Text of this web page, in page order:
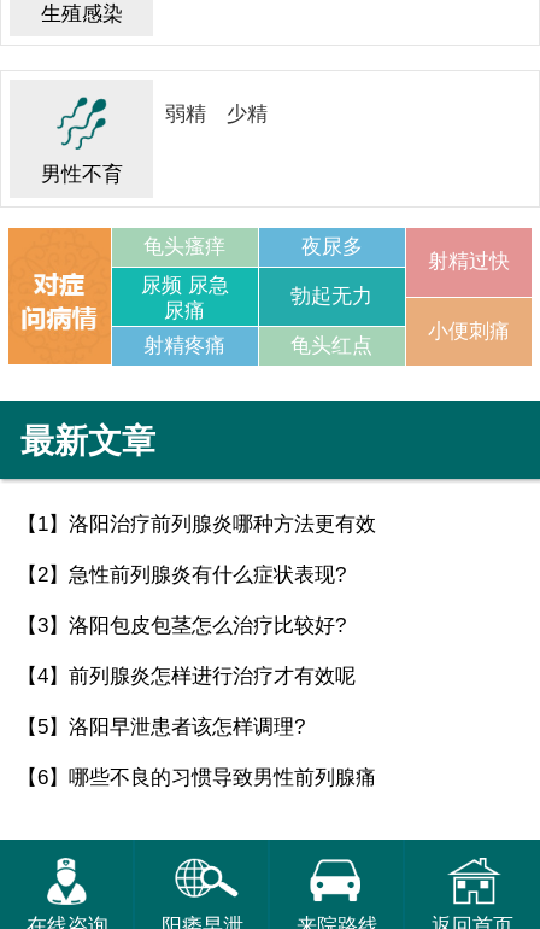
生殖感染
男性不育
弱精 少精
龟头瘙痒
夜尿多
尿频 尿急
尿痛
勃起无力
射精疼痛 龟头红点
射精过快
小便刺痛
最新文章
【1】 洛阳治疗前列腺炎哪种方法更有效
【2】 急性前列腺炎有什么症状表现?
【3】 洛阳包皮包茎怎么治疗比较好?
【4】 前列腺炎怎样进行治疗才有效呢
【5】 洛阳早泄患者该怎样调理?
【6】 哪些不良的习惯导致男性前列腺痛